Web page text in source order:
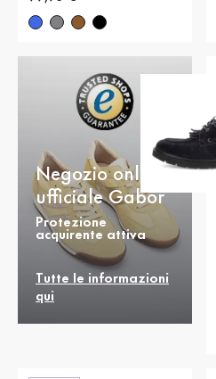
Negozio online
ufficiale Gabor
Protezione
acquirente attiva
Tutte le informazioni
qui